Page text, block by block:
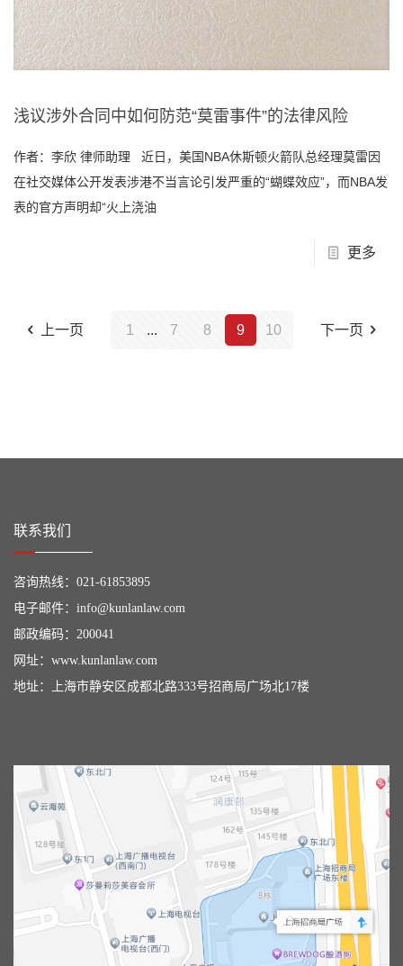
浅议涉外合同中如何防范“莫雷事件”的法律风险
作者：李欣 律师助理 近日，美国NBA休斯顿火箭队总经理莫雷因
在社交媒体公开发表涉港不当言论引发严重的“蝴蝶效应”，而NBA发
表的官方声明却“火上浇油
更多
上一页 1 ... 7 8 9 10 下一页
联系我们
咨询热线： 021-61853895
电子邮件： info@kunlanlaw.com
邮政编码：200041
网址： www.kunlanlaw.com
地址：上海市静安区成都北路333号招商局广场北17楼